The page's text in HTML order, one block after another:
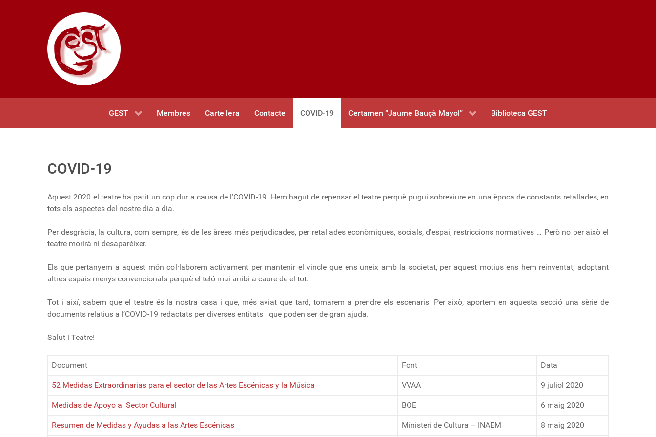
GEST Membres Cartellera Contacte COVID-19 Certamen “Jaume Bauçà Mayol” Biblioteca GEST
COVID-19
Aquest 2020 el teatre ha patit un cop dur a causa de l’COVID-19. Hem hagut de repensar el teatre perquè pugui sobreviure en una època de constants retallades, en
tots els aspectes del nostre dia a dia.
Per desgràcia, la cultura, com sempre, és de les àrees més perjudicades, per retallades econòmiques, socials, d’espai, restriccions normatives … Però no per això el
teatre morirà ni desaparèixer.
Els que pertanyem a aquest món col·laborem activament per mantenir el vincle que ens uneix amb la societat, per aquest motius ens hem reinventat, adoptant
altres espais menys convencionals perquè el teló mai arribi a caure de el tot.
Tot i així, sabem que el teatre és la nostra casa i que, més aviat que tard, tornarem a prendre els escenaris. Per això, aportem en aquesta secció una sèrie de
documents relatius a l’COVID-19 redactats per diverses entitats i que poden ser de gran ajuda.
Salut i Teatre!
Document Font Data
52 Medidas Extraordinarias para el sector de las Artes Escénicas y la Música VVAA 9 juliol 2020
Medidas de Apoyo al Sector Cultural BOE 6 maig 2020
Resumen de Medidas y Ayudas a las Artes Escénicas Ministeri de Cultura – INAEM 8 maig 2020